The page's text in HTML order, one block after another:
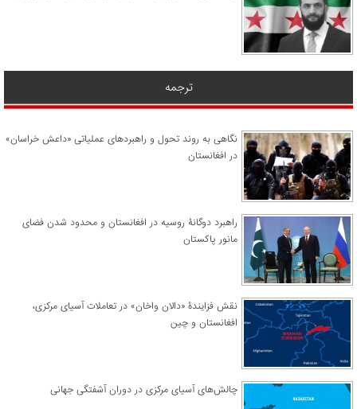
ترجمه
نگاهی به روند تحول و راهبردهای عملیاتی «داعش خراسان»
در افغانستان
راهبرد دوگانۀ روسیه در افغانستان و محدود شدن فضای
مانور پاکستان
نقش فزایندۀ «دالان واخان» در تعاملات آسیای مرکزی،
افغانستان و چین
چالش‌های آسیای مرکزی در دوران آشفتگی جهانی